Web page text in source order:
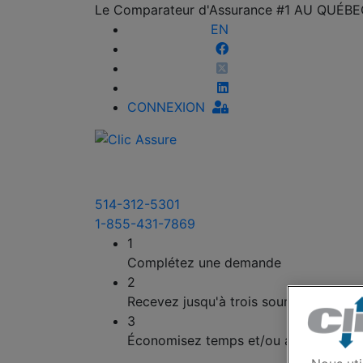
Le Comparateur d'Assurance #1 AU
EN
CONNEXION
514-312-5301
1-855-431-7869
1
Complétez une demande
2
Recevez jusqu'à trois soumissions
3
Économisez temps et/ou argent